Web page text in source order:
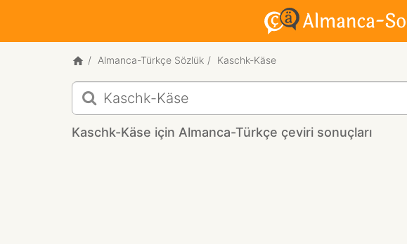
Almanca-Türkçe Sözlük Kaschk-Käse
Kaschk-
Käse
için
Almanca-
Kaschk-Käse için Almanca-Türkçe çeviri sonuçları